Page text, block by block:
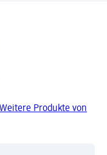
Weitere Produkte von